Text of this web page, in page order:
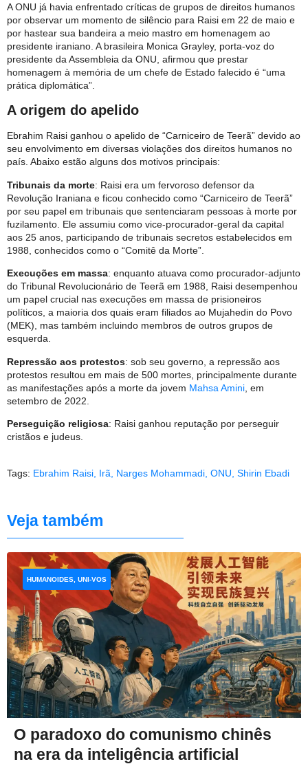
A ONU já havia enfrentado críticas de grupos de direitos humanos
por observar um momento de silêncio para Raisi em 22 de maio e
por hastear sua bandeira a meio mastro em homenagem ao
presidente iraniano. A brasileira Monica Grayley, porta-voz do
presidente da Assembleia da ONU, afirmou que prestar
homenagem à memória de um chefe de Estado falecido é “uma
prática diplomática”.
A origem do apelido
Ebrahim Raisi ganhou o apelido de “Carniceiro de Teerã” devido ao
seu envolvimento em diversas violações dos direitos humanos no
país. Abaixo estão alguns dos motivos principais:
Tribunais da morte: Raisi era um fervoroso defensor da
Revolução Iraniana e ficou conhecido como “Carniceiro de Teerã”
por seu papel em tribunais que sentenciaram pessoas à morte por
fuzilamento. Ele assumiu como vice-procurador-geral da capital
aos 25 anos, participando de tribunais secretos estabelecidos em
1988, conhecidos como o “Comitê da Morte”.
Execuções em massa: enquanto atuava como procurador-adjunto
do Tribunal Revolucionário de Teerã em 1988, Raisi desempenhou
um papel crucial nas execuções em massa de prisioneiros
políticos, a maioria dos quais eram filiados ao Mujahedin do Povo
(MEK), mas também incluindo membros de outros grupos de
esquerda.
Repressão aos protestos: sob seu governo, a repressão aos
protestos resultou em mais de 500 mortes, principalmente durante
as manifestações após a morte da jovem Mahsa Amini , em
setembro de 2022.
Perseguição religiosa: Raisi ganhou reputação por perseguir
cristãos e judeus.
Tags: Ebrahim Raisi, Irã, Narges Mohammadi, ONU, Shirin Ebadi
Veja também
O paradoxo do comunismo chinês
na era da inteligência artificial
HUMANOIDES, UNI-VOS